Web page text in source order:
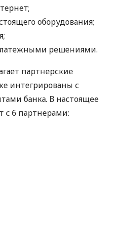
оборудования;
решениями.
партнерские
интегрированы с
банка. В настоящее
с 6 партнерами: